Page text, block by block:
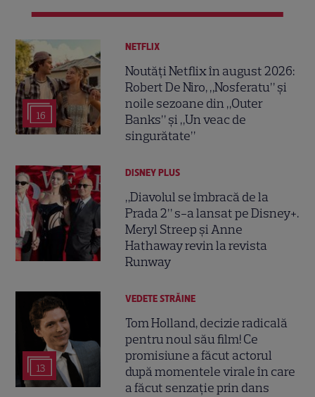
16
NETFLIX
Noutăți Netflix în august 2026:
Robert De Niro, „Nosferatu” și
noile sezoane din „Outer
Banks” și „Un veac de
singurătate”
DISNEY PLUS
„Diavolul se îmbracă de la
Prada 2” s-a lansat pe Disney+.
Meryl Streep și Anne
Hathaway revin la revista
Runway
13
VEDETE STRĂINE
Tom Holland, decizie radicală
pentru noul său film! Ce
promisiune a făcut actorul
după momentele virale în care
a făcut senzație prin dans